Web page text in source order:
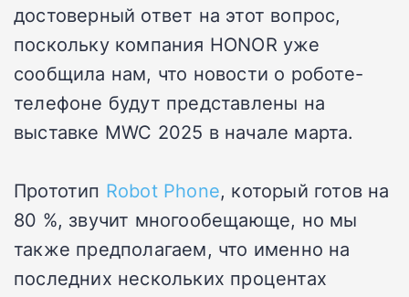
достоверный ответ на этот вопрос,
поскольку компания HONOR уже
сообщила нам, что новости о роботе-
телефоне будут представлены на
выставке MWC 2025 в начале марта.
Прототип Robot Phone, который готов на
80 %, звучит многообещающе, но мы
также предполагаем, что именно на
последних нескольких процентах